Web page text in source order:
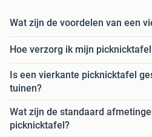
Wat zijn de voordelen van een
Hoe verzorg ik mijn
Is een vierkante picknicktafel
tuinen?
Wat zijn de standaard
picknicktafel?